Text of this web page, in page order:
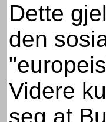
Dette
den
Videre
seg at